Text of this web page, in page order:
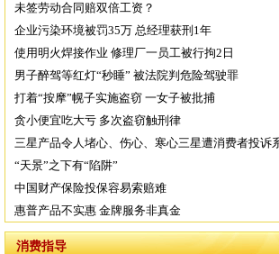
未签劳动合同赔双倍工资？
企业污染环境被罚35万 总经理获刑1年
使用明火焊接作业 修理厂一员工被行拘2日
男子醉驾等红灯“秒睡” 被法院判危险驾驶罪
打着“按摩”幌子实施盗窃 一女子被批捕
贪小便宜吃大亏 多次盗窃触刑律
三星产品令人堵心、伤心、寒心三星遭消费者投诉
“天景”之下有“陷阱”
中国财产保险投保容易索赔难
惠普产品不实惠 金牌服务非真金
消费指导